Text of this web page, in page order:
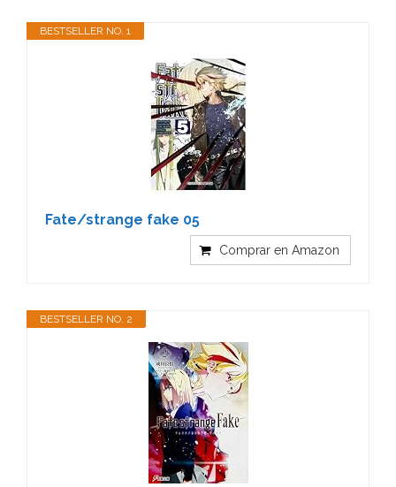
BESTSELLER NO. 1
Fate/strange fake 05
Comprar en Amazon
BESTSELLER NO. 2